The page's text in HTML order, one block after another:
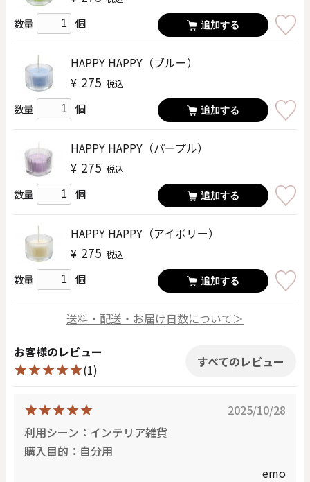
数量 個 追加する
HAPPY HAPPY（ブルー）
¥ 275 税込
数量 個 追加する
HAPPY HAPPY（パープル）
¥ 275 税込
数量 個 追加する
HAPPY HAPPY（アイボリー）
¥ 275 税込
数量 個 追加する
送料・配送・お届け日数について＞
お客様のレビュー
(1)
すべてのレビュー
2025/10/28
利用シーン：インテリア雑貨
購入目的：自分用
emo